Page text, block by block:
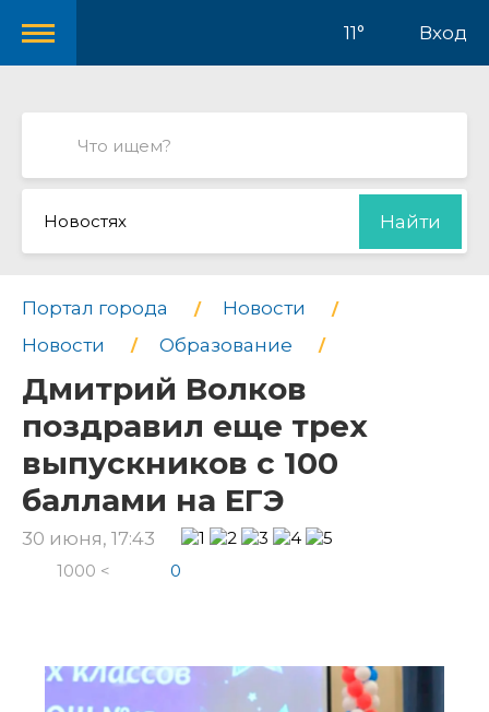
11° Вход
Новостях Найти
Портал города
Новости
Новости
Образование
Дмитрий Волков
поздравил еще трех
выпускников с 100
баллами на ЕГЭ
30 июня, 17:43
1000 < 0